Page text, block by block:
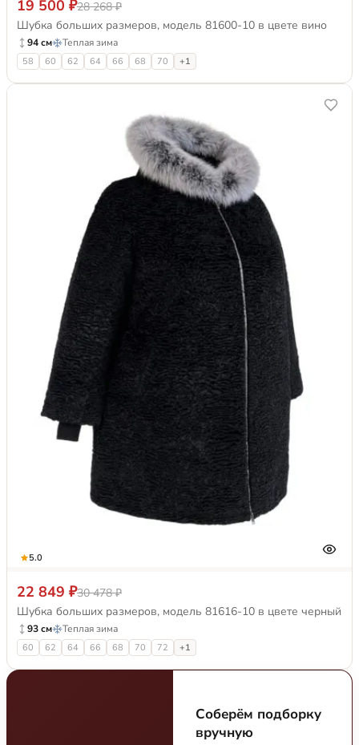
19 500 ₽28 268 ₽
Шубка больших размеров, модель 81600-10 в цвете вино
94 см Теплая зима
58 60 62 64 66 68 70 +1
5.0
22 849 ₽30 478 ₽
Шубка больших размеров, модель 81616-10 в цвете черный
93 см Теплая зима
60 62 64 66 68 70 72 +1
Соберём подборку
вручную